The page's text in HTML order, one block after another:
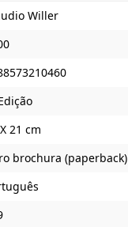
Willer
21 cm
brochura (paperback)